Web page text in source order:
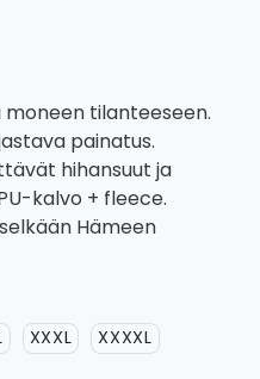
tilanteeseen.
painatus.
hihansuut ja
kalvo + fleece.
Hämeen
XXXL XXXXL